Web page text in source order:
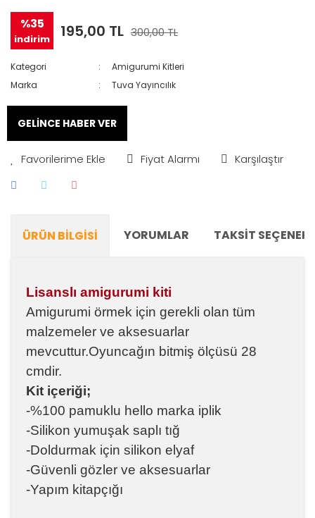
%35
indirim 195,00 TL 300,00 TL
Kategori
Amigurumi Kitleri
Marka
Tuva Yayıncılık
GELİNCE HABER VER
Fiyat Alarmı Karşılaştır
ÜRÜN BILGISI YORUMLAR TAKSIT
Lisanslı amigurumi kiti
Amigurumi örmek için gerekli olan tüm
malzemeler ve aksesuarlar
mevcuttur.Oyuncağın bitmiş ölçüsü 28
cmdir.
Kit içeriği;
-%100 pamuklu hello marka iplik
-Silikon yumuşak saplı tığ
-Doldurmak için silikon elyaf
-Güvenli gözler ve aksesuarlar
-Yapım kitapçığı